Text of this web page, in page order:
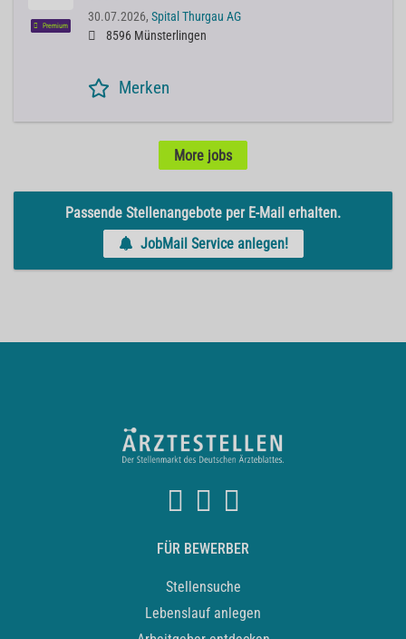
Premium
30.07.2026, Spital Thurgau AG
8596 Münsterlingen
Merken
More jobs
Passende Stellenangebote per E-Mail erhalten.
JobMail Service anlegen!
FÜR BEWERBER
Stellensuche
Lebenslauf anlegen